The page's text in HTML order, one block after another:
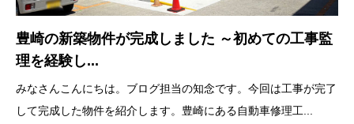
豊崎の新築物件が完成しました ～初めての工事監
理を経験し...
みなさんこんにちは。ブログ担当の知念です。今回は工事が完了
して完成した物件を紹介します。豊崎にある自動車修理工...